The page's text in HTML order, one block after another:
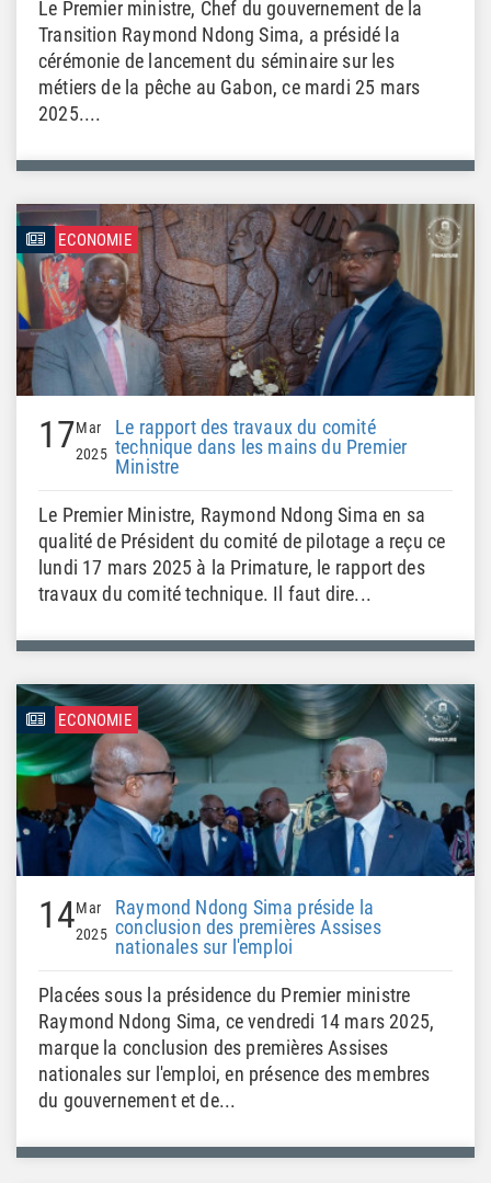
Le Premier ministre, Chef du gouvernement de la
Transition Raymond Ndong Sima, a présidé la
cérémonie de lancement du séminaire sur les
métiers de la pêche au Gabon, ce mardi 25 mars
2025....
ECONOMIE
17Mar
2025
Le rapport des travaux du comité
technique dans les mains du Premier
Ministre
Le Premier Ministre, Raymond Ndong Sima en sa
qualité de Président du comité de pilotage a reçu ce
lundi 17 mars 2025 à la Primature, le rapport des
travaux du comité technique. Il faut dire...
ECONOMIE
14Mar
2025
Raymond Ndong Sima préside la
conclusion des premières Assises
nationales sur l'emploi
Placées sous la présidence du Premier ministre
Raymond Ndong Sima, ce vendredi 14 mars 2025,
marque la conclusion des premières Assises
nationales sur l'emploi, en présence des membres
du gouvernement et de...